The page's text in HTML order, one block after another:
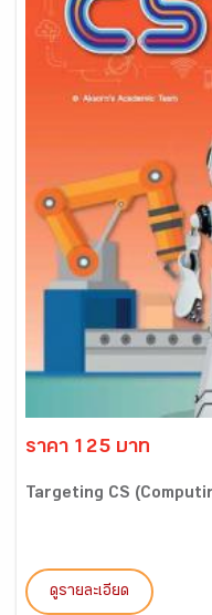
ราคา 125 บาท
Targeting CS
ดูรายละเอียด